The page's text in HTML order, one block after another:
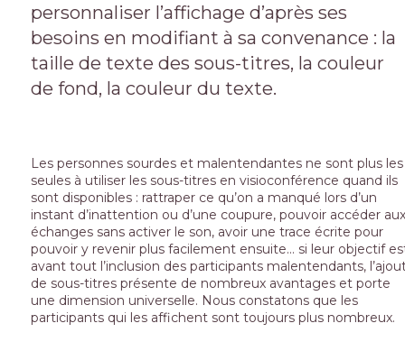
personnaliser l’affichage d’après ses
besoins en modifiant à sa convenance : la
taille de texte des sous-titres, la couleur
de fond, la couleur du texte.
Les personnes sourdes et malentendantes ne sont plus les
seules à utiliser les sous-titres en visioconférence quand ils
sont disponibles : rattraper ce qu’on a manqué lors d’un
instant d’inattention ou d’une coupure, pouvoir accéder aux
échanges sans activer le son, avoir une trace écrite pour
pouvoir y revenir plus facilement ensuite… si leur objectif
avant tout l’inclusion des participants malentendants,
de sous-titres présente de nombreux avantages et porte
une dimension universelle. Nous constatons que les
participants qui les affichent sont toujours plus nombreux.